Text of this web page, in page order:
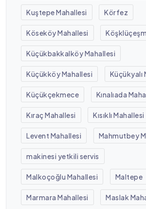
Kuştepe Mahallesi Körfez
Köseköy Mahallesi
Küçükbakkalköy Mahallesi
Küçükköy Mahallesi Küçükyalı
Küçükçekmece Kınalıada
Kıraç Mahallesi Kısıklı Mahallesi
Levent Mahallesi Mahmutbey
makinesi yetkili servis
Malkoçoğlu Mahallesi Maltepe
Marmara Mahallesi Maslak